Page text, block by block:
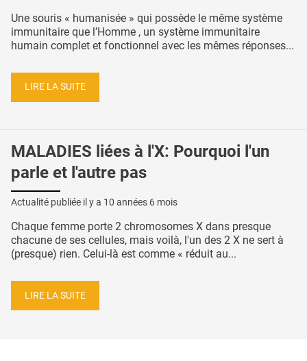
Une souris « humanisée » qui possède le même système
immunitaire que l’Homme , un système immunitaire
humain complet et fonctionnel avec les mêmes réponses...
LIRE LA SUITE
MALADIES liées à l'X: Pourquoi l'un
parle et l'autre pas
Actualité publiée il y a 10 années 6 mois
Chaque femme porte 2 chromosomes X dans presque
chacune de ses cellules, mais voilà, l'un des 2 X ne sert à
(presque) rien. Celui-là est comme « réduit au...
LIRE LA SUITE